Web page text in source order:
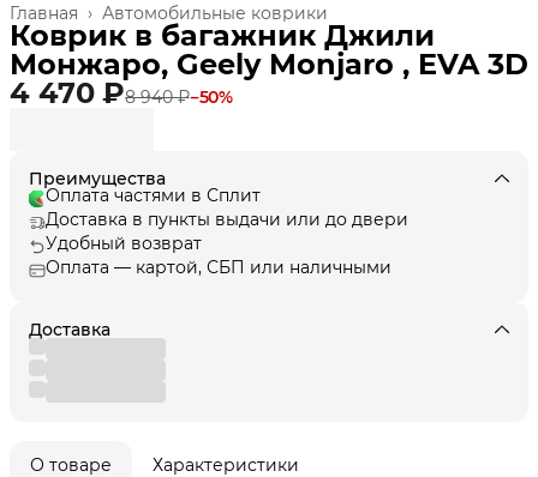
Автомобильные коврики
Главная ›
Коврик в багажник Джили
Монжаро, Geely Monjaro , EVA 3D
4 470 ₽8 940 ₽−50%
Преимущества
Оплата частями в Сплит
Доставка в пункты выдачи или до двери
Удобный возврат
Оплата — картой, СБП или наличными
Доставка
О товаре Характеристики